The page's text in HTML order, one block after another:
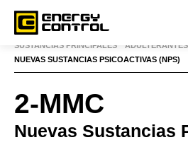
Inicio»Sustancias» Nuevas sustancias
SUSTANCIAS PRINCIPALES
ADULTERANTES
NUEVAS SUSTANCIAS PSICOACTIVAS (NPS)
2-MMC
Nuevas Sustancias